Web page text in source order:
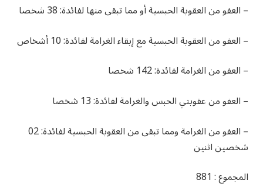
– العفو من العقوبة الحبسية أو مما تبقى منها لفائدة: 38 شخصا
– العفو من العقوبة الحبسية مع إبقاء الغرامة لفائدة: 10 أشخاص
– العفو من الغرامة لفائدة: 142 شخصا
– العفو من عقوبتي الحبس والغرامة لفائدة: 13 شخصا
– العفو من الغرامة ومما تبقى من العقوبة الحبسية لفائدة: 02
شخصين اثنين
المجموع : 881